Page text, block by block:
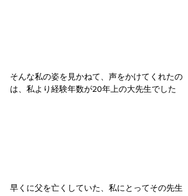
そんな私の姿を見かねて、声をかけてくれたの
は、私より経験年数が20年上の大先生でした
早くに父を亡くしていた、私にとってその先生